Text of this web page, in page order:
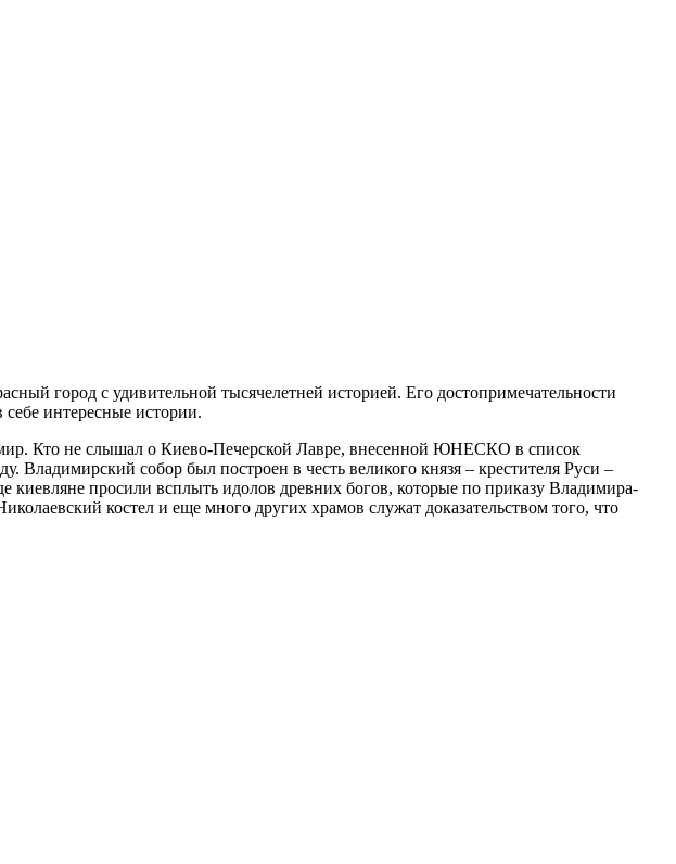
город с удивительной тысячелетней историей. Его достопримечательности
интересные истории.
мир. Кто не слышал о Киево-Печерской Лавре, внесенной ЮНЕСКО в список
собор был построен в честь великого князя – крестителя Руси –
просили всплыть идолов древних богов, которые по приказу Владимира-
костел и еще много других храмов служат доказательством того, что